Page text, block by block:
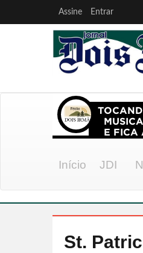
Assine Entrar
Início JDI
St.